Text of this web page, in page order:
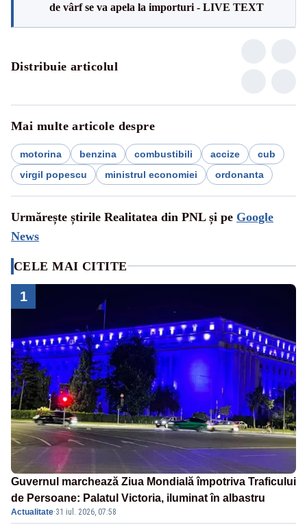
de vârf se va apela la importuri - LIVE TEXT
Distribuie articolul
Mai multe articole despre
motorina benzina combustibili accize
cub
virgil popescu
ministrul economiei ordonanta
Urmărește știrile Realitatea din PNL și pe Google
News
CELE MAI CITITE
1
Guvernul marchează Ziua Mondială împotriva Traficului
de Persoane: Palatul Victoria, iluminat în albastru
Actualitate·31 iul. 2026, 07:58